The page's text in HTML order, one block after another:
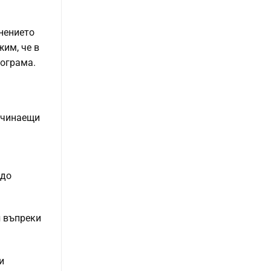
че в
въпреки